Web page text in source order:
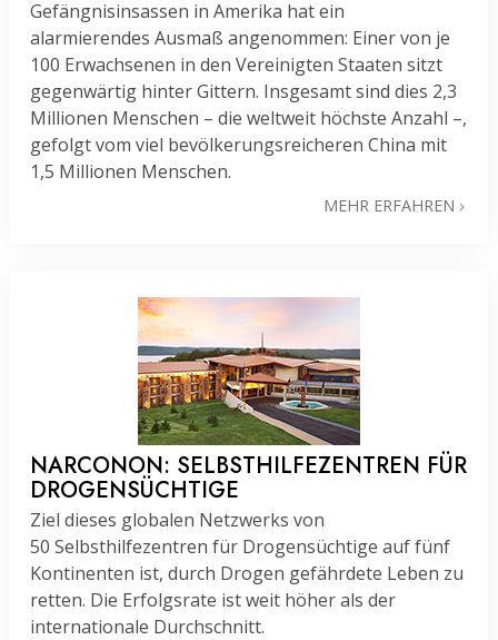
Gefängnisinsassen in Amerika hat ein
alarmierendes Ausmaß angenommen: Einer von je
100 Erwachsenen in den Vereinigten Staaten sitzt
gegenwärtig hinter Gittern. Insgesamt sind dies 2,3
Millionen Menschen – die weltweit höchste Anzahl –,
gefolgt vom viel bevölkerungsreicheren China mit
1,5 Millionen Menschen.
MEHR ERFAHREN
NARCONON: SELBSTHILFEZENTREN FÜR
DROGENSÜCHTIGE
Ziel dieses globalen Netzwerks von
50 Selbsthilfezentren für Drogensüchtige auf fünf
Kontinenten ist, durch Drogen gefährdete Leben zu
retten. Die Erfolgsrate ist weit höher als der
internationale Durchschnitt.